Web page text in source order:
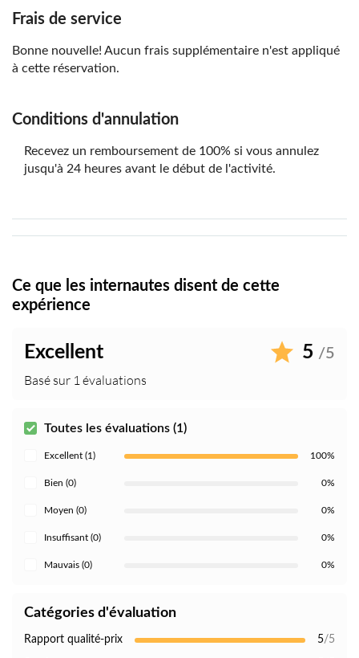
Frais de service
Bonne nouvelle! Aucun frais supplémentaire n'est appliqué
à cette réservation.
Conditions d'annulation
Recevez un remboursement de 100% si vous annulez
jusqu'à 24 heures avant le début de l'activité.
Ce que les internautes disent de cette
expérience
Excellent 5 /5
Basé sur 1 évaluations
Toutes les évaluations (1)
Excellent (1) 100%
Bien (0) 0%
Moyen (0) 0%
Insuffisant (0) 0%
Mauvais (0) 0%
Catégories d'évaluation
Rapport qualité-prix 5/5